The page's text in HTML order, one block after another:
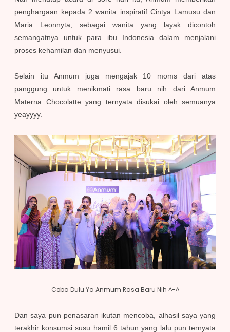
penghargaan kepada 2 wanita inspiratif Cintya Lamusu dan
Maria Leonnyta, sebagai wanita yang layak dicontoh
semangatnya untuk para ibu Indonesia dalam menjalani
proses kehamilan dan menyusui.
Selain itu Anmum juga mengajak 10 moms dari atas
panggung untuk menikmati rasa baru nih dari Anmum
Materna Chocolatte yang ternyata disukai oleh semuanya
yeayyyy.
Coba Dulu Ya Anmum Rasa Baru Nih ^-^
Dan saya pun penasaran ikutan mencoba, alhasil saya yang
terakhir konsumsi susu hamil 6 tahun yang lalu pun ternyata